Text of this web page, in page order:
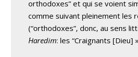
orthodoxes” et qui se voient
comme suivant pleinement les
(“orthodoxes”, donc, au sens
´Haredim: les “Craignants [Dieu]